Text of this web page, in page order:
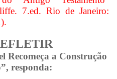
7.ed. Rio de Janeiro:
Recomeça a Construção
responda: